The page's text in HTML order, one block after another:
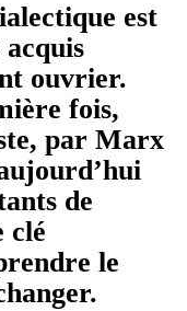
est
ouvrier.
fois,
par Marx
de
clé
le